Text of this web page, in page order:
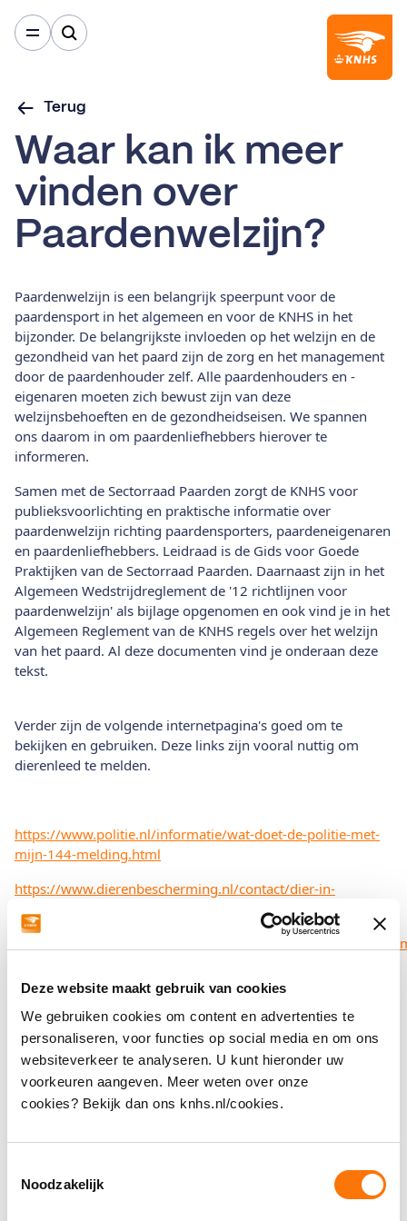
Deze website maakt gebruik van cookies
We gebruiken cookies om content en advertenties te
personaliseren, voor functies op social media en om ons
websiteverkeer te analyseren. U kunt hieronder uw
voorkeuren aangeven. Meer weten over onze
cookies? Bekijk dan ons knhs.nl/cookies.
Noodzakelijk
Terug
Waar kan ik meer
vinden over
Paardenwelzijn?
Paardenwelzijn is een belangrijk speerpunt voor de
paardensport in het algemeen en voor de KNHS in het
bijzonder. De belangrijkste invloeden op het welzijn en de
gezondheid van het paard zijn de zorg en het management
door de paardenhouder zelf. Alle paardenhouders en -
eigenaren moeten zich bewust zijn van deze
welzijnsbehoeften en de gezondheidseisen. We spannen
ons daarom in om paardenliefhebbers hierover te
informeren.
Samen met de Sectorraad Paarden zorgt de KNHS voor
publieksvoorlichting en praktische informatie over
paardenwelzijn richting paardensporters, paardeneigenaren
en paardenliefhebbers. Leidraad is de Gids voor Goede
Praktijken van de Sectorraad Paarden. Daarnaast zijn in het
Algemeen Wedstrijdreglement de '12 richtlijnen voor
paardenwelzijn' als bijlage opgenomen en ook vind je in het
Algemeen Reglement van de KNHS regels over het welzijn
van het paard. Al deze documenten vind je onderaan deze
tekst.
Verder zijn de volgende internetpagina's goed om te
bekijken en gebruiken. Deze links zijn vooral nuttig om
dierenleed te melden.
https://www.politie.nl/informatie/wat-doet-de-politie-met-
mijn-144-melding.html
https://www.dierenbescherming.nl/contact/dier-in-
https://www.vertrouwensloketwelzijnlandbouwhuisdieren.nl/
Downloads
Mijn paard heeft een buitenlands